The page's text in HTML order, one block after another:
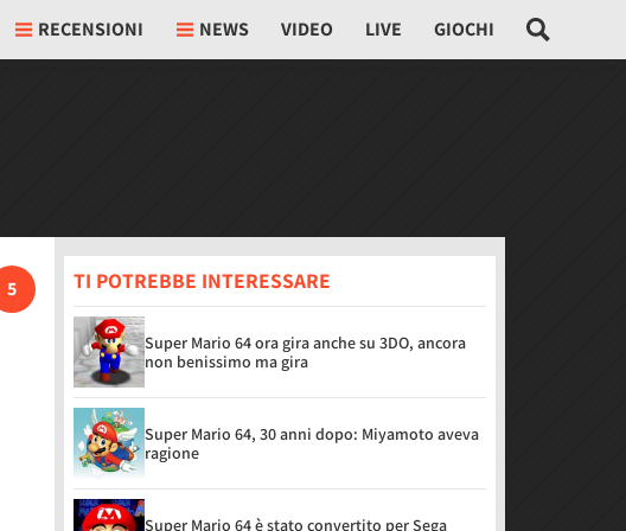
RECENSIONI NEWS VIDEO LIVE GIOCHI
5 TI POTREBBE INTERESSARE
Super Mario 64 ora gira anche su 3DO, ancora
non benissimo ma gira
Super Mario 64, 30 anni dopo: Miyamoto aveva
ragione
Super Mario 64 è stato convertito per Sega